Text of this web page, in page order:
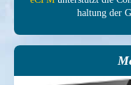
haltung der